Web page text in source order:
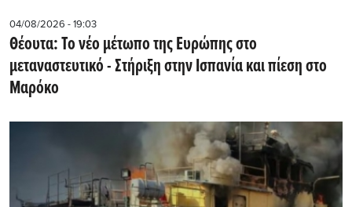
04/08/2026 - 19:03
Θέουτα: Το νέο μέτωπο της Ευρώπης στο
μεταναστευτικό - Στήριξη στην Ισπανία και πίεση στο
Μαρόκο